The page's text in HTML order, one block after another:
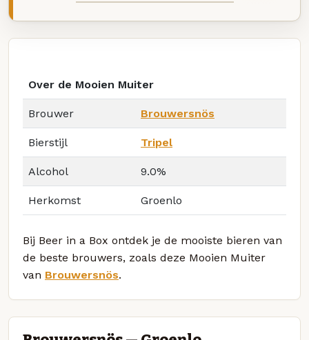
Over de Mooien Muiter
Brouwer Brouwersnös
Bierstijl Tripel
Alcohol 9.0%
Herkomst Groenlo
Bij Beer in a Box ontdek je de mooiste bieren van
de beste brouwers, zoals deze Mooien Muiter
van Brouwersnös.